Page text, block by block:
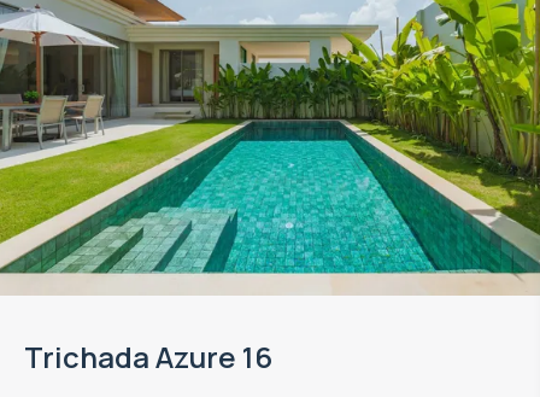
Trichada Azure 16